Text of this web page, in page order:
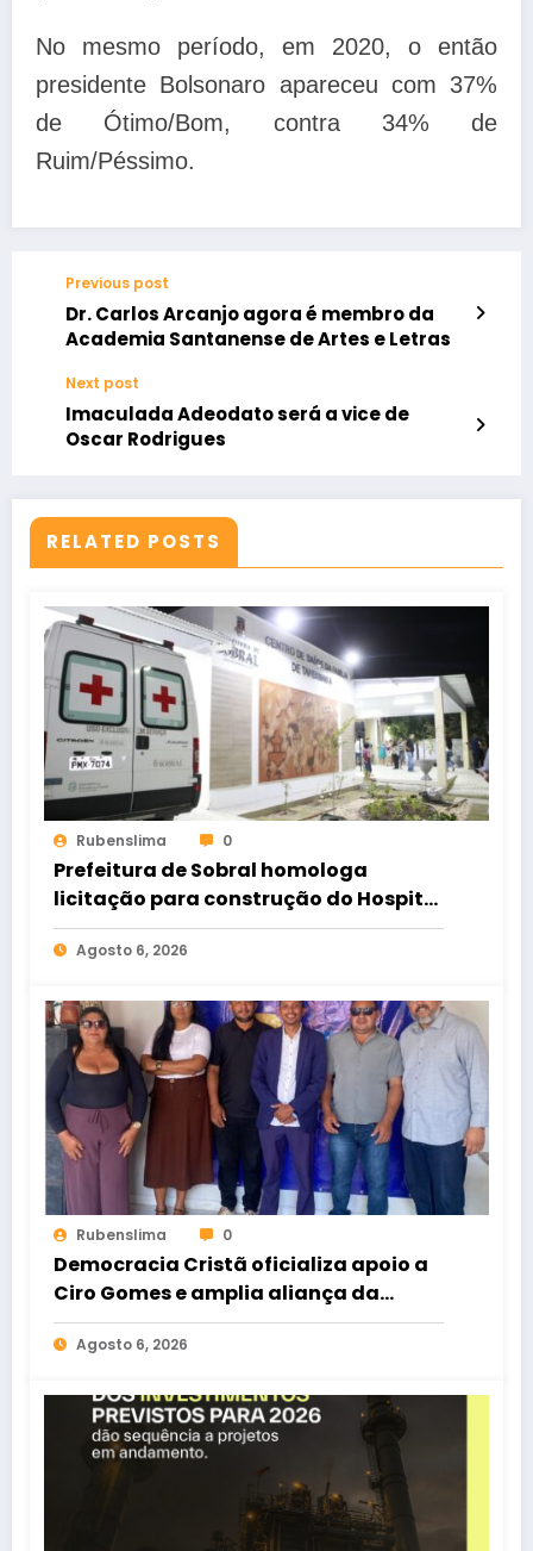
No mesmo período, em 2020, o então
presidente Bolsonaro apareceu com 37%
de Ótimo/Bom, contra 34% de
Ruim/Péssimo.
Previous post
Dr. Carlos Arcanjo agora é membro da
Academia Santanense de Artes e Letras
Next post
Imaculada Adeodato será a vice de
Oscar Rodrigues
RELATED POSTS
Rubenslima 0
Prefeitura de Sobral homologa
licitação para construção do Hospital
de Taperuaba
Agosto 6, 2026
Rubenslima 0
Democracia Cristã oficializa apoio a
Ciro Gomes e amplia aliança da
oposição no Ceará
Agosto 6, 2026